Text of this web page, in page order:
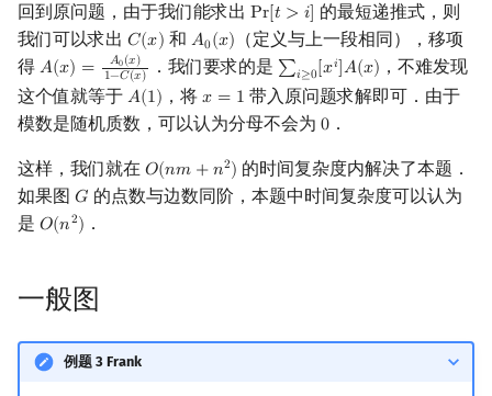
回到原问题，由于我们能求出 Pr[𝑡 > 𝑖]
Pr[t>i]
的最短递推式，则
我们可以求出 𝐶(𝑥)
C(x) 和 𝐴0(𝑥)
A0(x)
（定义与上一段相同），移项
得 𝐴(𝑥) = 𝐴0(𝑥)
1−𝐶(𝑥)
A(x)= A0 (x)1−C( )．我们要求的是 ∑𝑖≥0[𝑥𝑖]𝐴(𝑥)
∑i≥0[xi]A(x)
，不难发现
这个值就等于 𝐴(1)
A(1) ，将𝑥 = 1
x=1
带入原问题求解即可．由于
模数是随机质数，可以认为分母不会为 0
0 ．
这样，我们就在 𝑂(𝑛𝑚 +𝑛2)
O(nm+ n2)
的时间复杂度内解决了本题．
如果图 𝐺
G 的点数与边数同阶，本题中时间复杂度可以认为
是 𝑂(𝑛2)
O(n2) ．
一般图
例题 3 Frank